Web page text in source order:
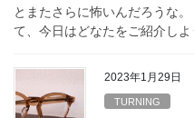
とまたさらに怖いんだろうな
て、今日はどなたをご紹介し
2023年1月29日
TURNING